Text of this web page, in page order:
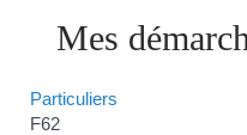
Mes
Particuliers
F62